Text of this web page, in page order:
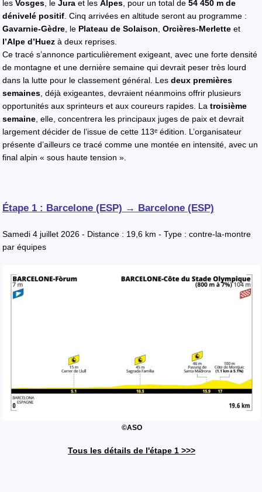
les Vosges , le Jura et les Alpes , pour un total de 54 450 m de
dénivelé positif . Cinq arrivées en altitude seront au programme :
Gavarnie-Gèdre , le Plateau de Solaison Orcières-Merlette et
l’Alpe d’Huez à deux reprises.
Ce tracé s’annonce particulièrement exigeant, avec une forte densité
de montagne et une dernière semaine qui devrait peser très lourd
dans la lutte pour le classement général. Les deux premières
semaines , déjà exigeantes, devraient néanmoins offrir plusieurs
opportunités aux sprinteurs et aux coureurs rapides. La troisième
semaine , elle, concentrera les principaux juges de paix et devrait
largement décider de l’issue de cette 113ᵉ édition. L’organisateur
présente d’ailleurs ce tracé comme une montée en intensité, avec un
final alpin « sous haute tension ».
Étape 1 : Barcelone (ESP) → Barcelone (ESP)
Samedi 4 juillet 2026 - Distance : 19,6 km - Type : contre-la-montre
par équipes
©ASO
Tous les détails de l'étape 1 >>>